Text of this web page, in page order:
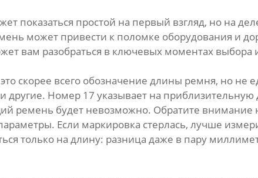
показаться простой на первый взгляд, но на
может привести к поломке оборудования и
вам разобраться в ключевых моментах выбора
скорее всего обозначение длины ремня, но
другие. Номер 17 указывает на
ремень будет невозможно. Обратите внимание
Если маркировка стерлась, лучше
только на длину: разница даже в пару